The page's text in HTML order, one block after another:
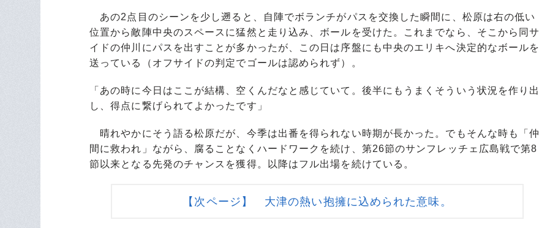
あの2点目のシーンを少し遡ると、自陣でボランチがパスを交換した瞬間に、松原は右の低い
位置から敵陣中央のスペースに猛然と走り込み、ボールを受けた。これまでなら、そこから同サ
イドの仲川にパスを出すことが多かったが、この日は序盤にも中央のエリキへ決定的なボールを
送っている（オフサイドの判定でゴールは認められず）。
「あの時に今日はここが結構、空くんだなと感じていて。後半にもうまくそういう状況を作り出
し、得点に繋げられてよかったです」
晴れやかにそう語る松原だが、今季は出番を得られない時期が長かった。でもそんな時も「仲
間に救われ」ながら、腐ることなくハードワークを続け、第26節のサンフレッチェ広島戦で第8
節以来となる先発のチャンスを獲得。以降はフル出場を続けている。
【次ページ】 大津の熱い抱擁に込められた意味。